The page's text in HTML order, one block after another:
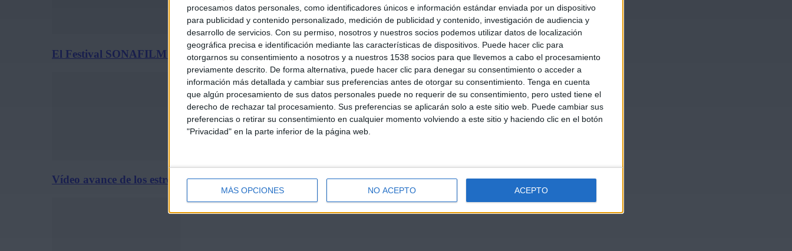
procesamos datos personales, como identificadores únicos e información estándar enviada por un dispositivo
para publicidad y contenido personalizado, medición de publicidad y contenido, investigación de audiencia y
desarrollo de servicios. Con su permiso, nosotros y nuestros socios podemos utilizar datos de localización
geográfica precisa e identificación mediante las características de dispositivos. Puede hacer clic para
otorgarnos su consentimiento a nosotros y a nuestros 1538 socios para que llevemos a cabo el procesamiento
previamente descrito. De forma alternativa, puede hacer clic para denegar su consentimiento o acceder a
información más detallada y cambiar sus preferencias antes de otorgar su consentimiento. Tenga en cuenta
que algún procesamiento de sus datos personales puede no requerir de su consentimiento, pero usted tiene el
derecho de rechazar tal procesamiento. Sus preferencias se aplicarán solo a este sitio web. Puede cambiar sus
preferencias o retirar su consentimiento en cualquier momento volviendo a este sitio y haciendo clic en el botón
"Privacidad" en la parte inferior de la página web.
MÁS OPCIONES NO ACEPTO ACEPTO
El Festival SONAFILM llena de música de cine la Marina Alta
Vídeo avance de los estrenos de cine del 31 de julio…